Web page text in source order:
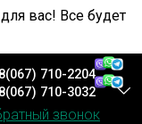
вас! Все будет
710-2204
710-3032
звонок